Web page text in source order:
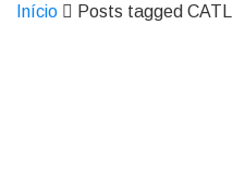
Início Posts tagged CATL